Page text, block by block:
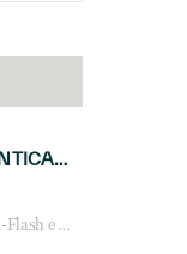
CYBERSECURITY AGENTICA: CON PERCEPTION E MAI-CYBER-1-FLASH MICROSOFT APRE NUOVI SERVIZI PER IL CANALE
Microsoft lancia MAI-Cyber-1-Flash e Perception: cybersecurity agentica in preview dal 3 novembre. Cosa cambia per MSP, system integrator e reseller.